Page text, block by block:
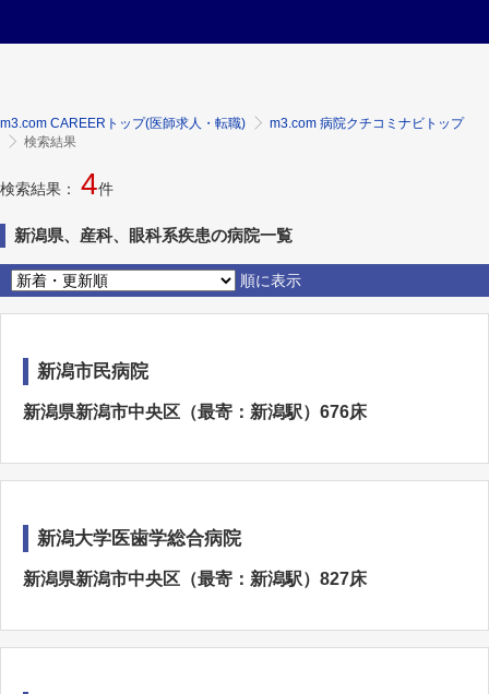
m3.com CAREERトップ(医師求人・転職)
m3.com 病院クチコミナビトップ
検索結果
検索結果： 4件
新潟県、産科、眼科系疾患の病院一覧
順に表示
新潟市民病院
新潟県新潟市中央区（最寄：新潟駅）676床
新潟大学医歯学総合病院
新潟県新潟市中央区（最寄：新潟駅）827床